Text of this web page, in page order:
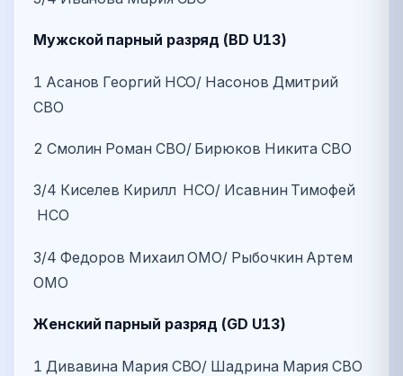
Мужской парный разряд (BD U13)
1 Асанов Георгий НСО/ Насонов Дмитрий
СВО
2 Смолин Роман СВО/ Бирюков Никита СВО
3/4 Киселев Кирилл НСО/ Исавнин Тимофей
НСО
3/4 Федоров Михаил ОМО/ Рыбочкин Артем
ОМО
Женский парный разряд (GD U13)
1 Дивавина Мария СВО/ Шадрина Мария СВО